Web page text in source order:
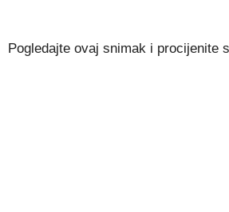
Pogledajte ovaj snimak i procijenite